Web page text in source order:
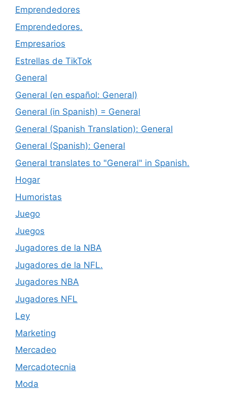
Emprendedores
Emprendedores.
Empresarios
Estrellas de TikTok
General
General (en español: General)
General (in Spanish) = General
General (Spanish Translation): General
General (Spanish): General
General translates to "General" in Spanish.
Hogar
Humoristas
Juego
Juegos
Jugadores de la NBA
Jugadores de la NFL.
Jugadores NBA
Jugadores NFL
Ley
Marketing
Mercadeo
Mercadotecnia
Moda